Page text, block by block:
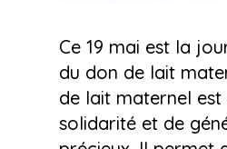
Ce 19 mai est la
du don de lait
de lait maternel
solidarité et de